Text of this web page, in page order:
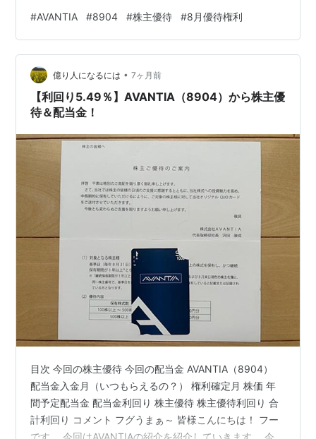
りやすくまとめました📌 📅 基本情報 権利確定日：8月末
日 単元株数：100株 優待の種類：買い物券・プリペイド
カード 配当（予想）：1株38円 株主優待も配当も、手軽
に楽しみたい方にピッタリの銘柄です💡 🎁 優待内容詳細
QUOカードがもらえる！ 保有株数 優待…
#AVANTIA #8904 #株主優待 #8月優待権利
億り人になるには • 7ヶ月前
【利回り5.49％】AVANTIA（8904）から株主優
待＆配当金！
目次 今回の株主優待 今回の配当金 AVANTIA（8904）
配当金入金月（いつもらえるの？） 権利確定月 株価 年
間予定配当金 配当金利回り 株主優待 株主優待利回り 合
計利回り コメント フグうまぁ～ 皆様こんにちは！ フー